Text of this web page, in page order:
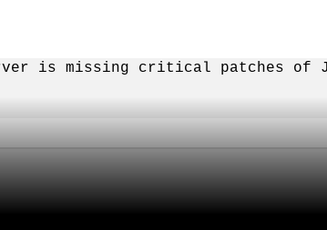
is missing critical patches of